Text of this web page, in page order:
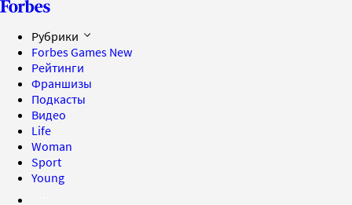
Рубрики
Forbes Games New
Рейтинги
Франшизы
Подкасты
Видео
Life
Woman
Sport
Young